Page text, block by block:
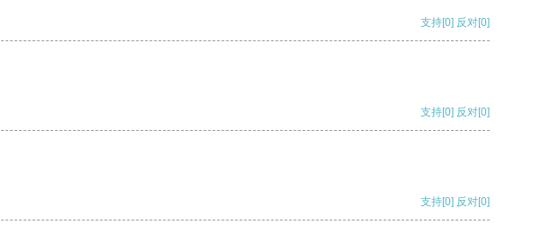
支持[0] 反对[0]
支持[0] 反对[0]
支持[0] 反对[0]